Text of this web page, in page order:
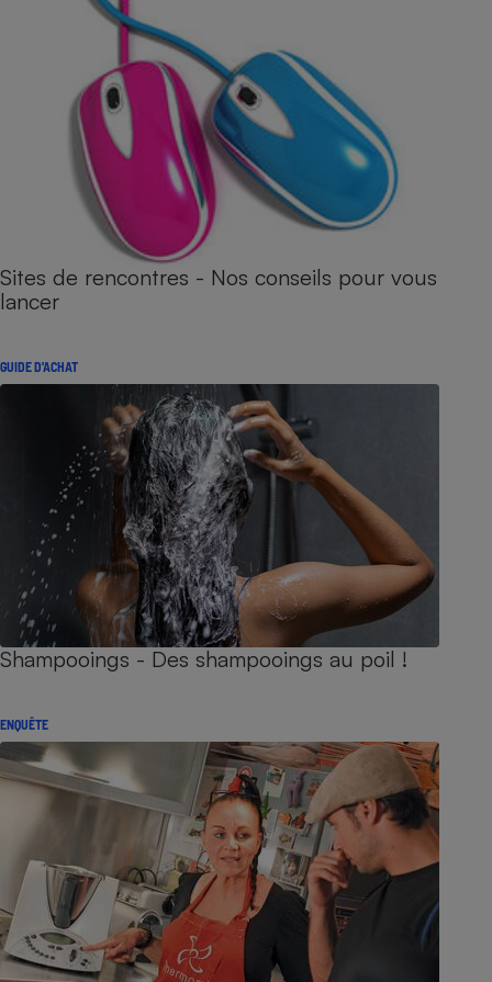
Sites de rencontres - Nos conseils pour vous
lancer
GUIDE D'ACHAT
Shampooings - Des shampooings au poil !
ENQUÊTE